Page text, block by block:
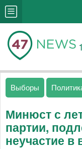
Выборы
Минюст с
партии,
неучастие в